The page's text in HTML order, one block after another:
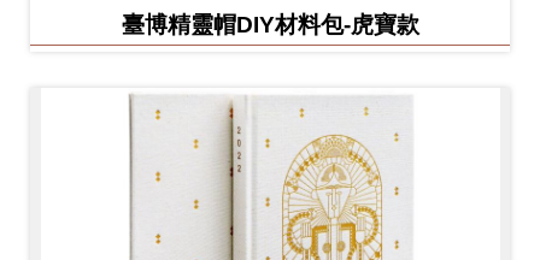
臺博精靈帽DIY材料包-虎寶款